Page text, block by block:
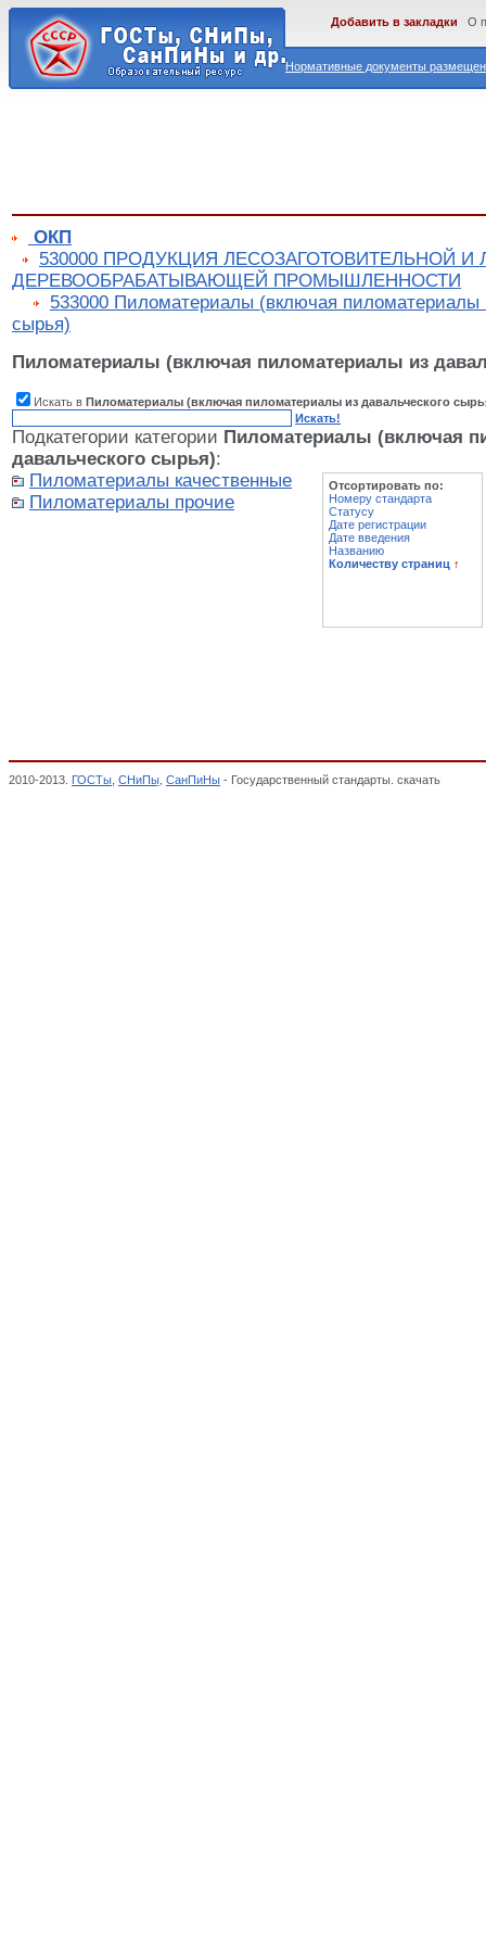
Нормативные документы
Добавить в закладки О
ОКП
530000 ПРОДУКЦИЯ ЛЕСОЗАГОТОВИТЕЛЬНОЙ
ДЕРЕВООБРАБАТЫВАЮЩЕЙ ПРОМЫШЛЕННОСТИ
533000 Пиломатериалы (включая пиломатериалы
сырья)
Пиломатериалы (включая пиломатериалы из
Искать в Пиломатериалы (включая пиломатериалы из давальческого
Искать!
Подкатегории категории Пиломатериалы (включая
давальческого сырья):
Пиломатериалы качественные
Пиломатериалы прочие
Отсортировать по:
Номеру стандарта
Статусу
Дате регистрации
Дате введения
Названию
Количеству страниц ↑
2010-2013. ГОСТы СНиПы СанПиНы - Государственный стандарты. скачать